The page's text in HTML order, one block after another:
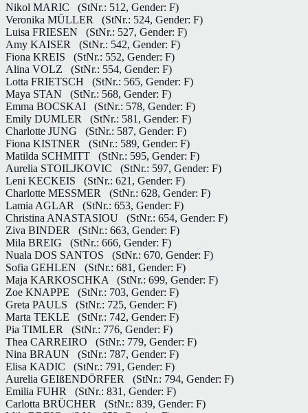
Nikol MARIC
(StNr.: 512, Gender: F)
Veronika MÜLLER
(StNr.: 524, Gender: F)
Luisa FRIESEN
(StNr.: 527, Gender: F)
Amy KAISER
(StNr.: 542, Gender: F)
Fiona KREIS
(StNr.: 552, Gender: F)
Alina VOLZ
(StNr.: 554, Gender: F)
Lotta FRIETSCH
(StNr.: 565, Gender: F)
Maya STAN
(StNr.: 568, Gender: F)
Emma BOCSKAI
(StNr.: 578, Gender: F)
Emily DUMLER
(StNr.: 581, Gender: F)
Charlotte JUNG
(StNr.: 587, Gender: F)
Fiona KISTNER
(StNr.: 589, Gender: F)
Matilda SCHMITT
(StNr.: 595, Gender: F)
Aurelia STOILJKOVIC
(StNr.: 597, Gender: F)
Leni KECKEIS
(StNr.: 621, Gender: F)
Charlotte MESSMER
(StNr.: 628, Gender: F)
Lamia AGLAR
(StNr.: 653, Gender: F)
Christina ANASTASIOU
(StNr.: 654, Gender: F)
Ziva BINDER
(StNr.: 663, Gender: F)
Mila BREIG
(StNr.: 666, Gender: F)
Nuala DOS SANTOS
(StNr.: 670, Gender: F)
Sofia GEHLEN
(StNr.: 681, Gender: F)
Maja KARKOSCHKA
(StNr.: 699, Gender: F)
Zoe KNAPPE
(StNr.: 703, Gender: F)
Greta PAULS
(StNr.: 725, Gender: F)
Marta TEKLE
(StNr.: 742, Gender: F)
Pia TIMLER
(StNr.: 776, Gender: F)
Thea CARREIRO
(StNr.: 779, Gender: F)
Nina BRAUN
(StNr.: 787, Gender: F)
Elisa KADIC
(StNr.: 791, Gender: F)
Aurelia GEIßENDÖRFER
(StNr.: 794, Gender: F)
Emilia FUHR
(StNr.: 831, Gender: F)
Carlotta BRÜCHER
(StNr.: 839, Gender: F)